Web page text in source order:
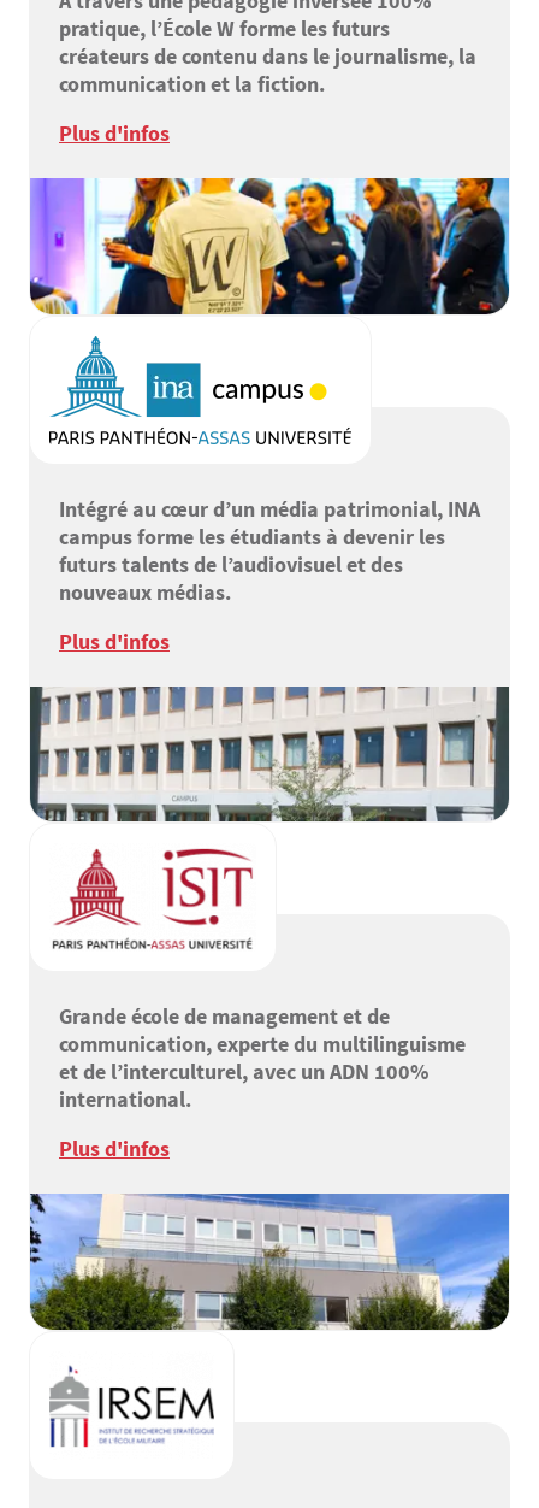
pratique, l’École W forme les futurs
créateurs de contenu dans le journalisme, la
communication et la fiction.
Plus d'infos
Intégré au cœur d’un média patrimonial, INA
campus forme les étudiants à devenir les
futurs talents de l’audiovisuel et des
nouveaux médias.
Plus d'infos
Grande école de management et de
communication, experte du multilinguisme
et de l’interculturel, avec un ADN 100%
international.
Plus d'infos